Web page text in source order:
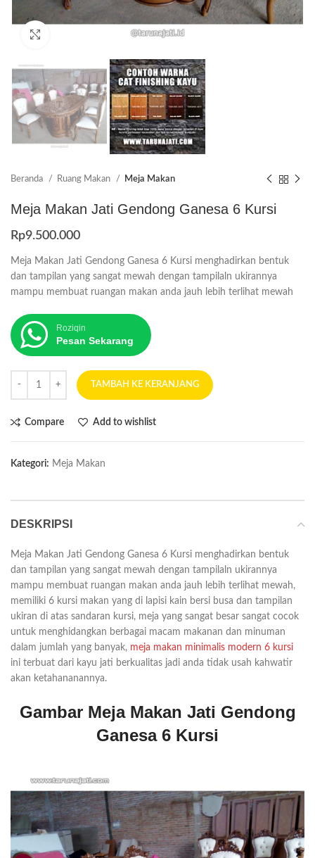
Beranda Ruang Makan Meja Makan
Meja Makan Jati Gendong Ganesa 6 Kursi
Rp9.500.000
Meja Makan Jati Gendong Ganesa 6 Kursi menghadirkan bentuk
dan tampilan yang sangat mewah dengan tampilaln ukirannya
mampu membuat ruangan makan anda jauh lebih terlihat mewah
Roziqin
Pesan Sekarang
TAMBAH KE KERANJANG
Compare Add to wishlist
Kategori: Meja Makan
DESKRIPSI
Meja Makan Jati Gendong Ganesa 6 Kursi menghadirkan bentuk
dan tampilan yang sangat mewah dengan tampilaln ukirannya
mampu membuat ruangan makan anda jauh lebih terlihat mewah,
memiliki 6 kursi makan yang di lapisi kain bersi busa dan tampilan
ukiran di atas sandaran kursi, meja yang sangat besar sangat cocok
untuk menghidangkan berbagai macam makanan dan minuman
dalam jumlah yang banyak, meja makan minimalis modern 6 kursi
ini terbuat dari kayu jati berkualitas jadi anda tidak usah kahwatir
akan ketahananannya.
Gambar Meja Makan Jati Gendong
Ganesa 6 Kursi